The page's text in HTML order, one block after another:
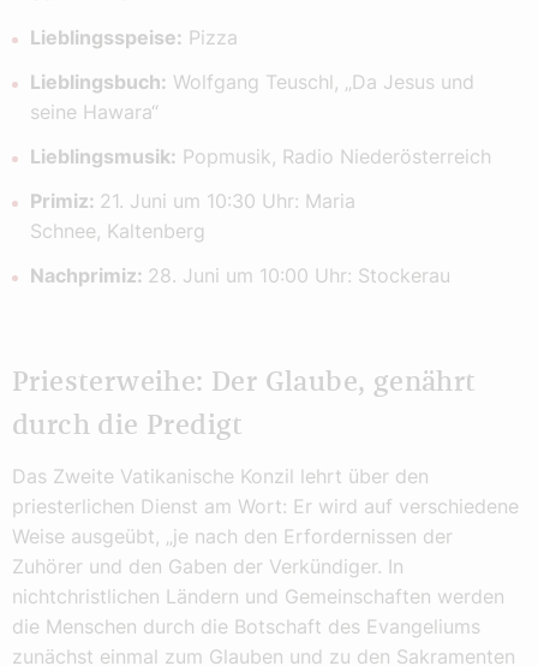
Lieblingsspeise: Pizza
Lieblingsbuch: Wolfgang Teuschl, „Da Jesus und
seine Hawara“
Lieblingsmusik: Popmusik, Radio Niederösterreich
Primiz: 21. Juni um 10:30 Uhr: Maria
Schnee, Kaltenberg
Nachprimiz: 28. Juni um 10:00 Uhr: Stockerau
Priesterweihe: Der Glaube, genährt
durch die Predigt
Das Zweite Vatikanische Konzil lehrt über den
priesterlichen Dienst am Wort: Er wird auf verschiedene
Weise ausgeübt, „je nach den Erfordernissen der
Zuhörer und den Gaben der Verkündiger. In
nichtchristlichen Ländern und Gemeinschaften werden
die Menschen durch die Botschaft des Evangeliums
zunächst einmal zum Glauben und zu den Sakramenten